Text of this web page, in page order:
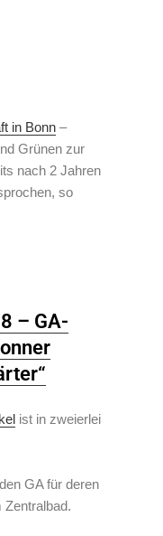
in Bonn –
Grünen zur
nach 2 Jahren
so
– GA-
ist in zweierlei
GA für deren
Zentralbad.